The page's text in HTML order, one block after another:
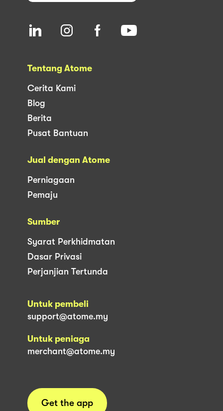
Tentang Atome
Cerita Kami
Blog
Berita
Pusat Bantuan
Jual dengan Atome
Perniagaan
Pemaju
Sumber
Syarat Perkhidmatan
Dasar Privasi
Perjanjian Tertunda
Untuk pembeli
support@atome.my
Untuk peniaga
merchant@atome.my
Get the app